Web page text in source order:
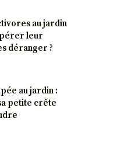
au jardin
leur
déranger ?
au jardin :
petite crête